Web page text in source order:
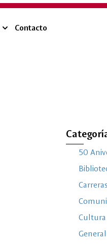
Contacto
50
Carreras
Cultura
General